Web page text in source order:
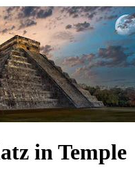
in Temple